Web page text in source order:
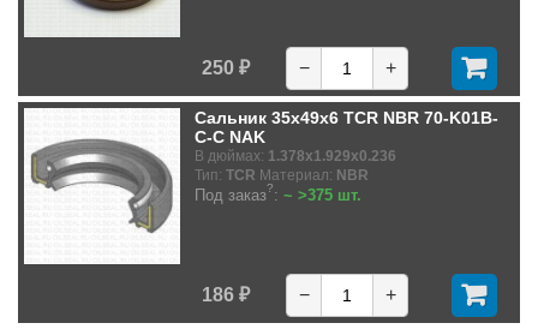
250 ₽ − +
Сальник 35x49x6 TCR NBR 70-K01B-
C-C NAK
В дюймах: 1.378x1.929x0.236
Тип: TCR Материал: NBR
Под заказ?: ~ >375 шт.
186 ₽ − +